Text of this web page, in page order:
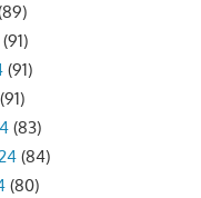
(91)
(91)
(91)
(83)
(84)
(80)